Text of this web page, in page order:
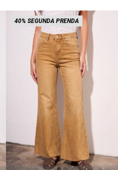
40% SEGUNDA PRENDA
Talle